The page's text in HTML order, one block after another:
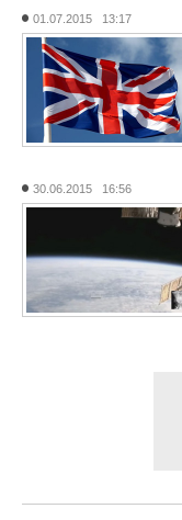
01.07.2015 13:17
30.06.2015 16:56